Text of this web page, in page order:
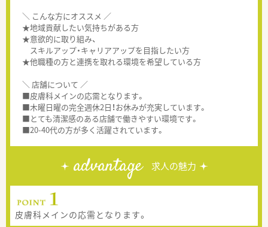
＼ こんな方にオススメ ／
★地域貢献したい気持ちがある方
★意欲的に取り組み、
スキルアップ・キャリアアップを目指したい方
★他職種の方と連携を取れる環境を希望している方
＼ 店舗について ／
■皮膚科メインの応需となります。
■木曜日曜の完全週休2日！お休みが充実しています。
■とても清潔感のある店舗で働きやすい環境です。
■20-40代の方が多く活躍されています。
advantage 求人の魅力
皮膚科メインの応需となります。